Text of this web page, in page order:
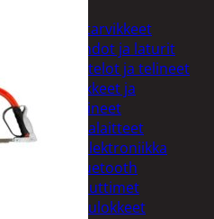
Puhelintarvikkeet
Johdot ja laturit
Kotelot ja telineet
Tv-tarvikkeet ja
seinätelineet
Varavirtalaitteet
Viihde-elektroniikka
Bluetooth
kaiuttimet
Kuulokkeet